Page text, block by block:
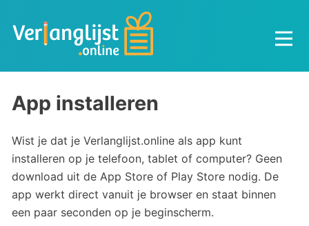
App installeren
Wist je dat je Verlanglijst.online als app kunt
installeren op je telefoon, tablet of computer? Geen
download uit de App Store of Play Store nodig. De
app werkt direct vanuit je browser en staat binnen
een paar seconden op je beginscherm.